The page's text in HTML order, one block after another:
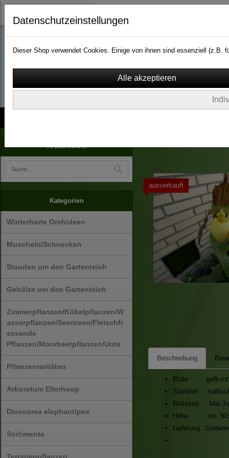
wassergarten-
Artikelsuche
Kategorien
Winterharte Orchideen
Muscheln/Schnecken
Stauden um den Gartenteich
Gehölze um den Gartenteich
Zimmerpflanzen/Kübelpflanzen/W
asserpflanzen/Seerosen/Fleischfr
essende
Pflanzen/Moorbeetpflanzen/Unte
Pflanzenraritäten
Arboretum Ellerhoop
Dioscorea elephantipes
Sortimente
ausverkauft
Beschreibung
Blüte :gelb-rot
Standort :
Blütezeit : Mai-
Höhe : bis
Lieferung
Datenschutzeinstellungen
Dieser Shop verwendet Cookies. Einige von ihnen sind essenziell (z.B.